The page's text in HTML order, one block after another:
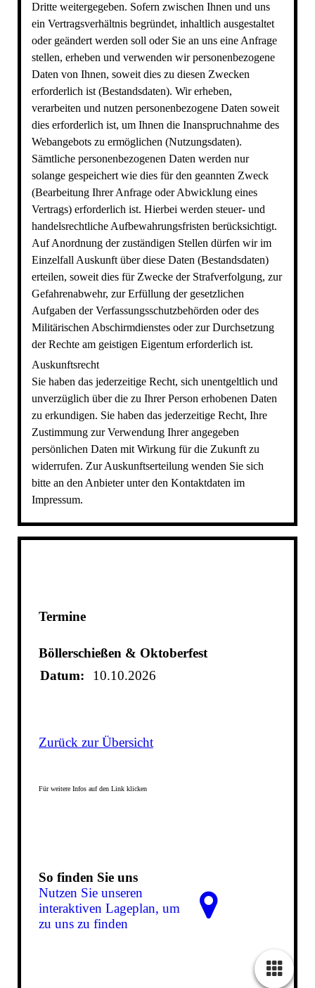
Dritte weitergegeben. Sofern zwischen Ihnen und uns
ein Vertragsverhältnis begründet, inhaltlich ausgestaltet
oder geändert werden soll oder Sie an uns eine Anfrage
stellen, erheben und verwenden wir personenbezogene
Daten von Ihnen, soweit dies zu diesen Zwecken
erforderlich ist (Bestandsdaten). Wir erheben,
verarbeiten und nutzen personenbezogene Daten soweit
dies erforderlich ist, um Ihnen die Inanspruchnahme des
Webangebots zu ermöglichen (Nutzungsdaten).
Sämtliche personenbezogenen Daten werden nur
solange gespeichert wie dies für den geannten Zweck
(Bearbeitung Ihrer Anfrage oder Abwicklung eines
Vertrags) erforderlich ist. Hierbei werden steuer- und
handelsrechtliche Aufbewahrungsfristen berücksichtigt.
Auf Anordnung der zuständigen Stellen dürfen wir im
Einzelfall Auskunft über diese Daten (Bestandsdaten)
erteilen, soweit dies für Zwecke der Strafverfolgung, zur
Gefahrenabwehr, zur Erfüllung der gesetzlichen
Aufgaben der Verfassungsschutzbehörden oder des
Militärischen Abschirmdienstes oder zur Durchsetzung
der Rechte am geistigen Eigentum erforderlich ist.
Auskunftsrecht
Sie haben das jederzeitige Recht, sich unentgeltlich und
unverzüglich über die zu Ihrer Person erhobenen Daten
zu erkundigen. Sie haben das jederzeitige Recht, Ihre
Zustimmung zur Verwendung Ihrer angegeben
persönlichen Daten mit Wirkung für die Zukunft zu
widerrufen. Zur Auskunftserteilung wenden Sie sich
bitte an den Anbieter unter den Kontaktdaten im
Impressum.
Termine
Böllerschießen & Oktoberfest
Datum:
10.10.2026
Zurück zur Übersicht
Für weitere Infos auf den Link klicken
So finden Sie uns
Nutzen Sie unseren
interaktiven La­ge­plan, um
zu uns zu finden